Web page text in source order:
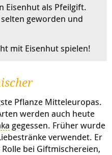
Eisenhut als Pfeilgift.
geworden und
mit Eisenhut spielen!
Pflanze Mitteleuropas.
werden auch heute
gegessen. Früher wurde
verwendet. Er
bei Giftmischereien,